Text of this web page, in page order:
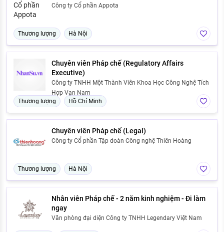
Công ty Cổ phần Appota
Thương lượng Hà Nội
Chuyên viên Pháp chế (Regulatory Affairs
Executive)
Công ty TNHH Một Thành Viên Khoa Học Công Nghệ Tích
Hợp Vạn Nam
Thương lượng
Hồ Chí Minh
Chuyên viên Pháp chế (Legal)
Công ty Cổ phần Tập đoàn Công nghệ Thiên Hoàng
Thương lượng Hà Nội
Nhân viên Pháp chế - 2 năm kinh nghiệm - Đi làm
ngay
Văn phòng đại diện Công ty TNHH Legendary Việt Nam